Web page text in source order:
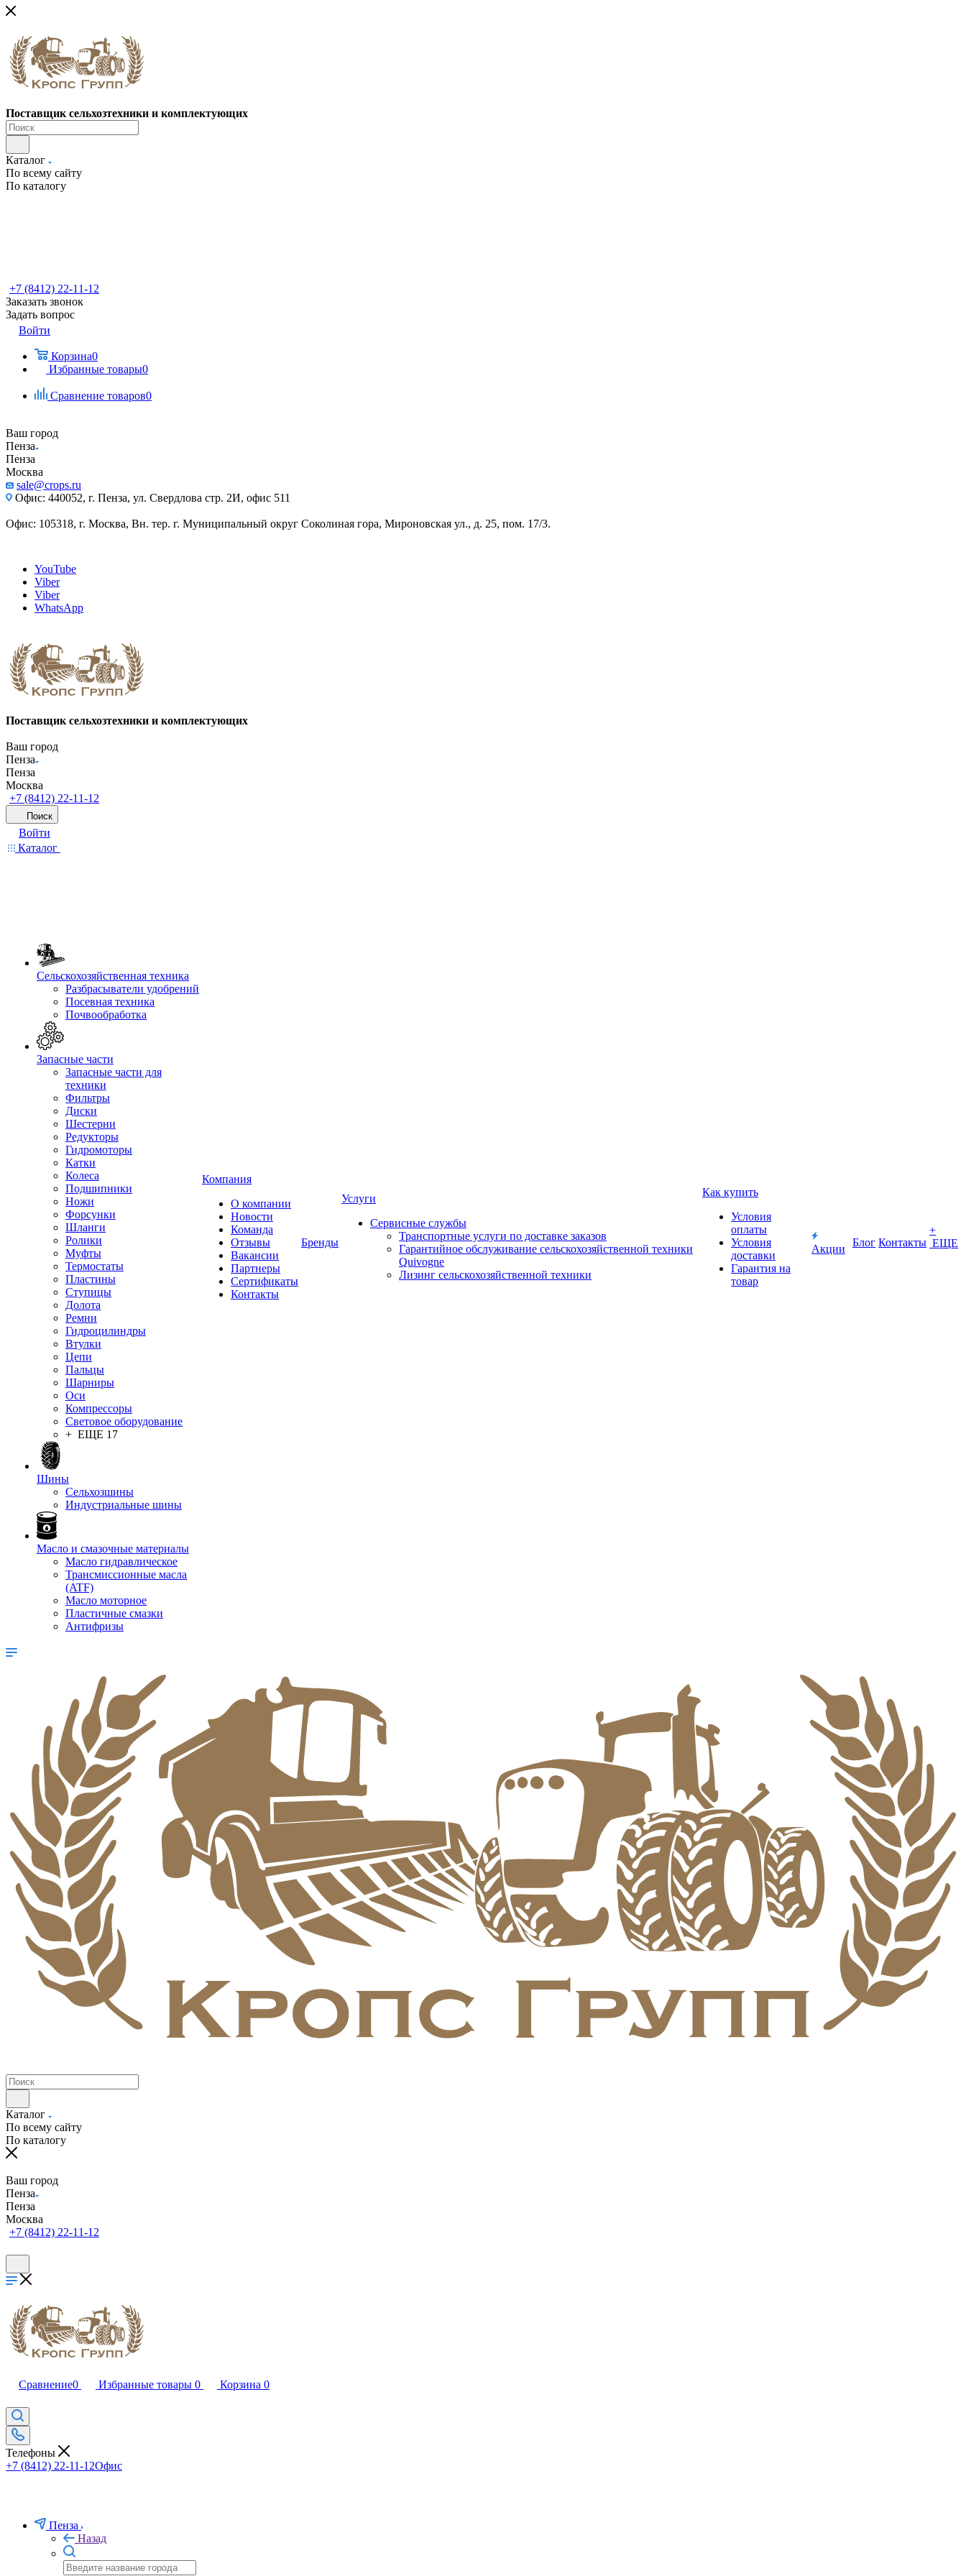
Поставщик сельхозтехники и комплектующих
Каталог
По всему сайту
По каталогу
+7 (8412) 22-11-12
Заказать звонок
Задать вопрос
Войти
Корзина0
Избранные товары0
Сравнение товаров0
Ваш город
Пенза
Пенза
Москва
sale@crops.ru
Офис: 440052, г. Пенза, ул. Свердлова стр. 2И, офис 511
Офис: 105318, г. Москва, Вн. тер. г. Муниципальный округ Соколиная гора, Мироновская ул., д. 25, пом. 17/3.
YouTube
Viber
Viber
WhatsApp
Поставщик сельхозтехники и комплектующих
Ваш город
Пенза
Пенза
Москва
+7 (8412) 22-11-12
Поиск
Войти
Каталог
Сельскохозяйственная техника
Разбрасыватели удобрений
Посевная техника
Почвообработка
Запасные части
Запасные части для
техники
Фильтры
Диски
Шестерни
Редукторы
Гидромоторы
Катки
Колеса
Подшипники
Ножи
Форсунки
Шланги
Ролики
Муфты
Термостаты
Пластины
Ступицы
Долота
Ремни
Гидроцилиндры
Втулки
Цепи
Пальцы
Шарниры
Оси
Компрессоры
Световое оборудование
+ ЕЩЕ 17
Шины
Сельхозшины
Индустриальные шины
Масло и смазочные материалы
Масло гидравлическое
Трансмиссионные масла
(ATF)
Масло моторное
Пластичные смазки
Антифризы
Компания
О компании
Новости
Команда
Отзывы
Вакансии
Партнеры
Сертификаты
Контакты
Бренды
Услуги
Сервисные службы
Транспортные услуги по доставке заказов
Гарантийное обслуживание сельскохозяйственной техники
Quivogne
Лизинг сельскохозяйственной техники
Как купить
Условия
оплаты
Условия
доставки
Гарантия на
товар
Акции
Блог Контакты
+
ЕЩЕ
Каталог
По всему сайту
По каталогу
Ваш город
Пенза
Пенза
Москва
+7 (8412) 22-11-12
Сравнение0 Избранные товары 0 Корзина 0
Телефоны
+7 (8412) 22-11-12Офис
Пенза
Назад